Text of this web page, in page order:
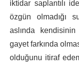
iktidar saplantılı
özgün olmadığı
aslında
gayet farkında
olduğunu itiraf